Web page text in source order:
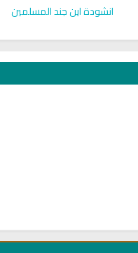
انشودة اين جند المسلمين